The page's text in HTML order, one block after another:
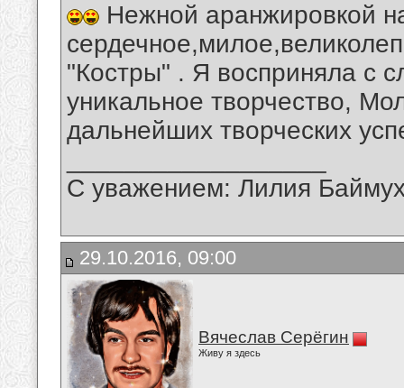
Нежной аранжировкой
"Костры" . Я восприняла с
уникальное творчество,
дальнейших творческих
С уважением: Лилия
29.10.2016, 09:00
Вячеслав Серёгин
Живу я здесь